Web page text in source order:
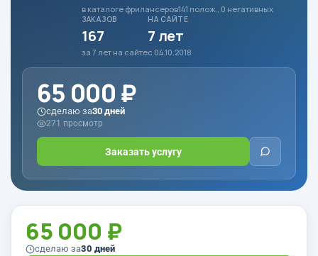
в каталоге фрилансеров141 полож., 0 негативных
ЗАКАЗОВ
167
за 7 лет на сайте
НА САЙТЕ
7 лет
с 04.10.2018
65 000 ₽
сделаю за30 дней
271 просмотр
Заказать услугу
65 000 ₽
сделаю за30 дней